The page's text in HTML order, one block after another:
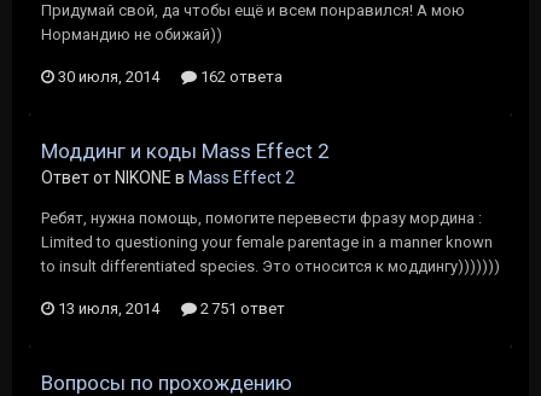
Придумай свой, да чтобы ещё и всем понравился! А мою
Нормандию не обижай))
30 июля, 2014 162 ответа
Моддинг и коды Mass Effect 2
Ответ от NIKONE в Mass Effect 2
Ребят, нужна помощь, помогите перевести фразу мордина :
Limited to questioning your female parentage in a manner known
to insult differentiated species. Это относится к моддингу)))))))
13 июля, 2014 2 751 ответ
Вопросы по прохождению